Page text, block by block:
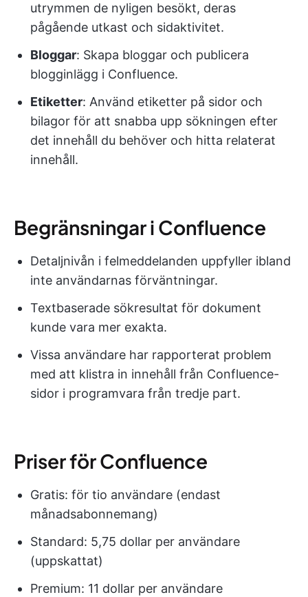
utrymmen de nyligen besökt, deras
pågående utkast och sidaktivitet.
Bloggar: Skapa bloggar och publicera
blogginlägg i Confluence.
Etiketter: Använd etiketter på sidor och
bilagor för att snabba upp sökningen efter
det innehåll du behöver och hitta relaterat
innehåll.
Begränsningar i Confluence
Detaljnivån i felmeddelanden uppfyller ibland
inte användarnas förväntningar.
Textbaserade sökresultat för dokument
kunde vara mer exakta.
Vissa användare har rapporterat problem
med att klistra in innehåll från Confluence-
sidor i programvara från tredje part.
Priser för Confluence
Gratis: för tio användare (endast
månadsabonnemang)
Standard: 5,75 dollar per användare
(uppskattat)
Premium: 11 dollar per användare